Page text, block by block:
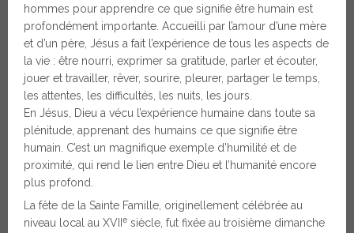
hommes pour apprendre ce que signifie être humain est
profondément importante. Accueilli par l’amour d’une mère
et d’un père, Jésus a fait l’expérience de tous les aspects de
la vie : être nourri, exprimer sa gratitude, parler et écouter,
jouer et travailler, rêver, sourire, pleurer, partager le temps,
les attentes, les difficultés, les nuits, les jours.
En Jésus, Dieu a vécu l’expérience humaine dans toute sa
plénitude, apprenant des humains ce que signifie être
humain. C’est un magnifique exemple d’humilité et de
proximité, qui rend le lien entre Dieu et l’humanité encore
plus profond.
La fête de la Sainte Famille, originellement célébrée au
niveau local au XVII e siècle, fut fixée au troisième dimanche